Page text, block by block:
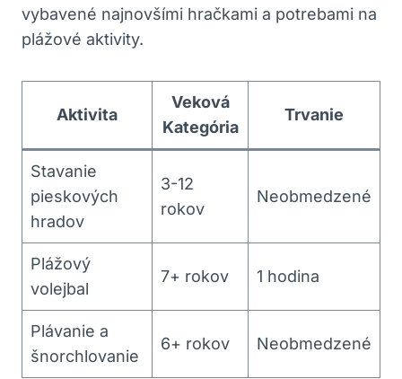
vybavené najnovšími hračkami a potrebami na
plážové aktivity.
Aktivita
Veková
Kategória
Trvanie
Stavanie
pieskových
hradov
3-12
rokov
Neobmedzené
Plážový
volejbal
7+ rokov 1 hodina
Plávanie a
šnorchlovanie
6+ rokov Neobmedzené